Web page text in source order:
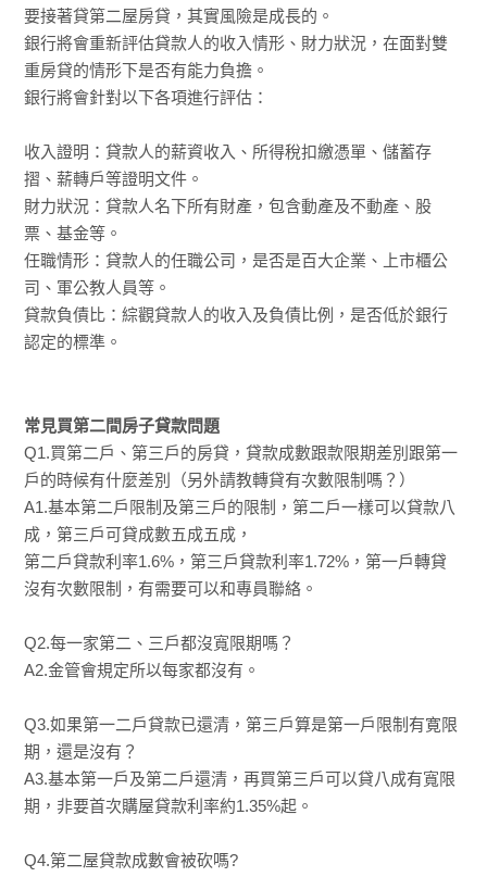
要接著貸第二屋房貸，其實風險是成長的。
銀行將會重新評估貸款人的收入情形、財力狀況，在面對雙
重房貸的情形下是否有能力負擔。
銀行將會針對以下各項進行評估：
收入證明：貸款人的薪資收入、所得稅扣繳憑單、儲蓄存
摺、薪轉戶等證明文件。
財力狀況：貸款人名下所有財產，包含動產及不動產、股
票、基金等。
任職情形：貸款人的任職公司，是否是百大企業、上市櫃公
司、軍公教人員等。
貸款負債比：綜觀貸款人的收入及負債比例，是否低於銀行
認定的標準。
常見買第二間房子貸款問題
Q1.買第二戶、第三戶的房貸，貸款成數跟款限期差別跟第一
戶的時候有什麼差別（另外請教轉貸有次數限制嗎？）
A1.基本第二戶限制及第三戶的限制，第二戶一樣可以貸款八
成，第三戶可貸成數五成五成，
第二戶貸款利率1.6%，第三戶貸款利率1.72%，第一戶轉貸
沒有次數限制，有需要可以和專員聯絡。
Q2.每一家第二、三戶都沒寬限期嗎？
A2.金管會規定所以每家都沒有。
Q3.如果第一二戶貸款已還清，第三戶算是第一戶限制有寛限
期，還是沒有？
A3.基本第一戶及第二戶還清，再買第三戶可以貸八成有寬限
期，非要首次購屋貸款利率約1.35%起。
Q4.第二屋貸款成數會被砍嗎?